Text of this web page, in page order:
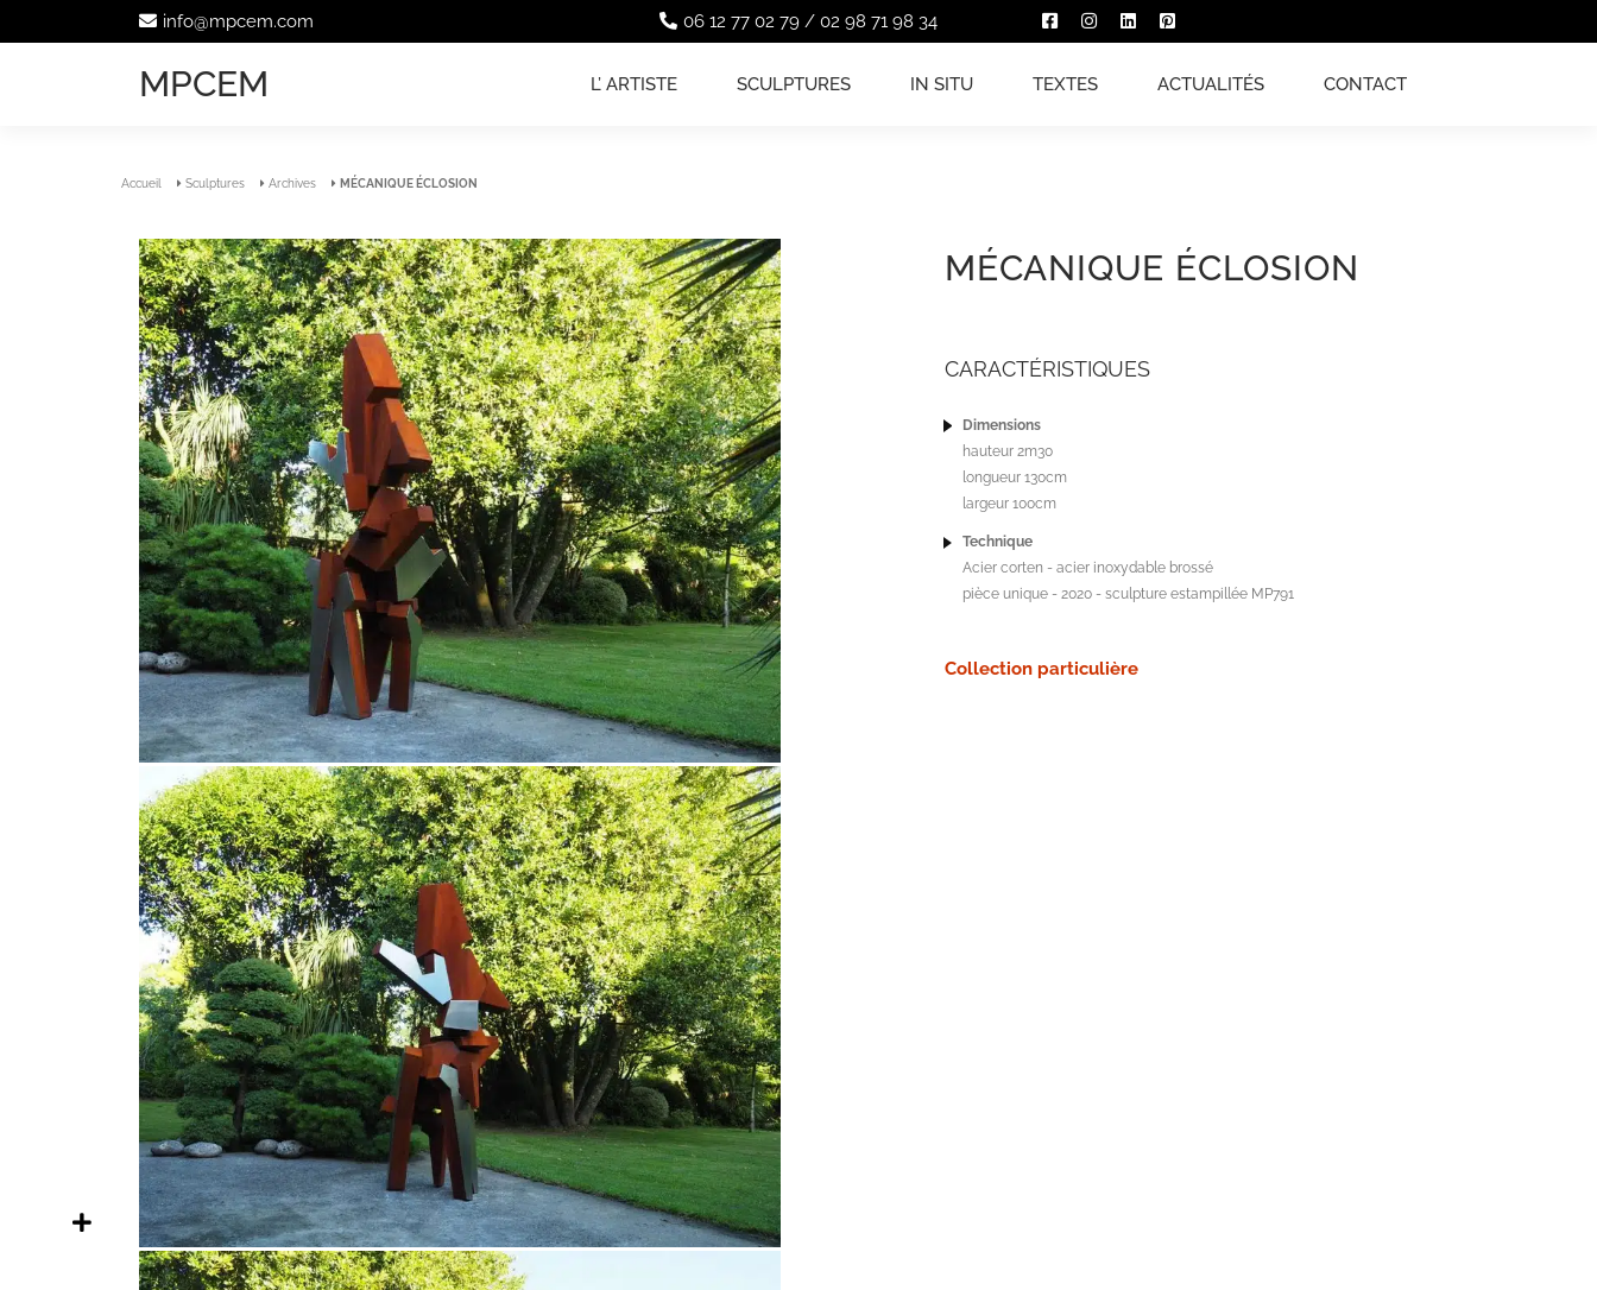
info@mpcem.com 06 12 77 02 79 / 02 98 71 98 34
MPCEM L’ ARTISTE SCULPTURES IN SITU TEXTES ACTUALITÉS CONTACT
Accueil Sculptures Archives MÉCANIQUE ÉCLOSION
MÉCANIQUE ÉCLOSION
CARACTÉRISTIQUES
Dimensions
hauteur 2m30
longueur 130cm
largeur 100cm
Technique
Acier corten - acier inoxydable brossé
pièce unique - 2020 - sculpture estampillée MP791
Collection particulière